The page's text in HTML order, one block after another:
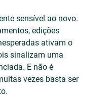
sensível ao novo.
edições
ativam o
sinalizam uma
E não é
vezes basta ser